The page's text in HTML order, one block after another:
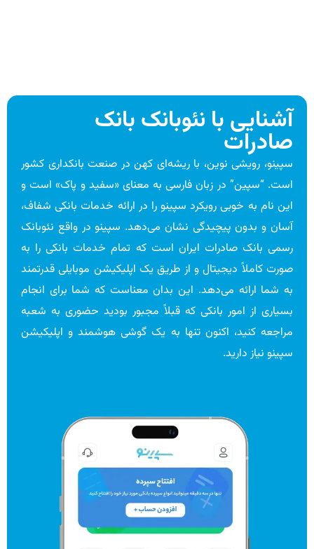
آشنایی با نئوبانک بانک
صادرات
سپینو، رویشی نوین، با ریشه‌ای کهن در صنعت بانکداری کشور
است. “سپین” در زبان فارسی به معنای «سفید و پاک» است و
این نام به خوبی رویکرد سپینو را در ارائه خدمات بانکی شفاف،
آسان و بدون پیچیدگی نشان می‌دهد. سپینو در واقع نئوبانک
رسمی بانک صادرات ایران است که تمام خدمات بانکی را به
صورت کاملاً دیجیتال و از طریق یک اپلیکیشن موبایلی قدرتمند
به شما ارائه می‌دهد. این بدان معناست که شما برای انجام
بسیاری از امور بانکی که قبلاً مجبور بودید حضوری به شعبه
مراجعه کنید، اکنون تنها به یک گوشی هوشمند و اپلیکیشن
سپینو نیاز دارید.